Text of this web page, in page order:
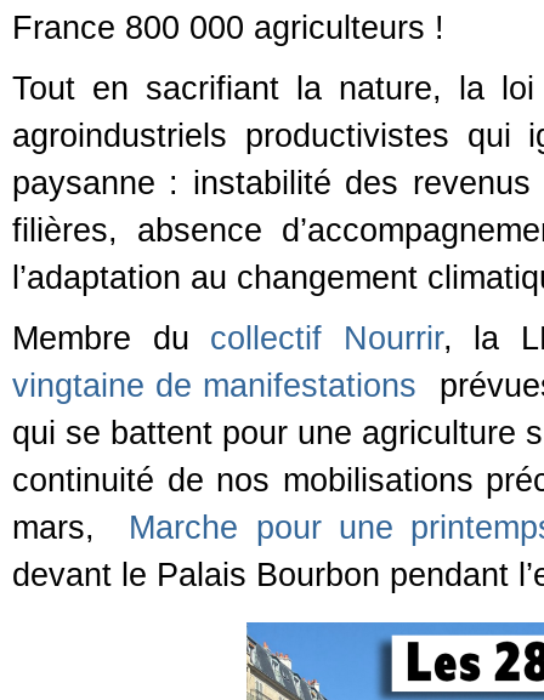
France 800 000 agriculteurs !
Tout en sacrifiant la nature, la
agroindustriels productivistes
paysanne : instabilité des
filières, absence
l’adaptation au changement
Membre du collectif Nourrir, la
vingtaine de manifestations
qui se battent pour une agriculture
continuité de nos mobilisations
mars, Marche pour une
devant le Palais Bourbon pendant